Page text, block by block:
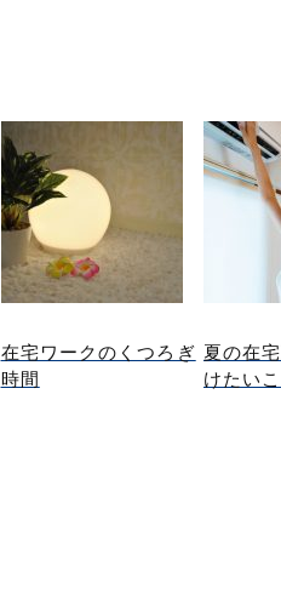
在宅ワークのくつろぎ
時間
夏の在
けたい